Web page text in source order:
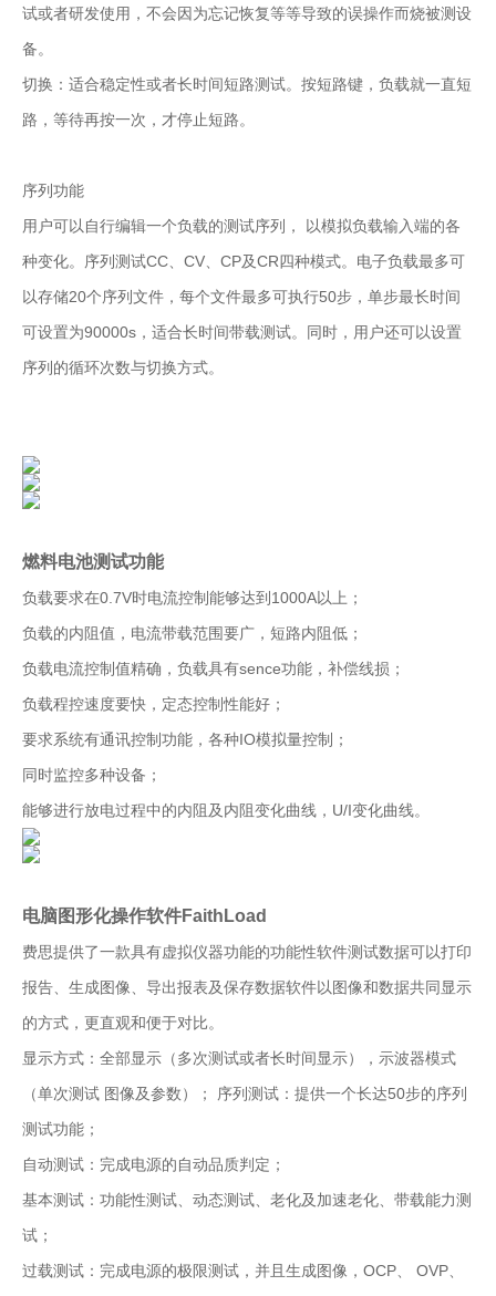
试或者研发使用，不会因为忘记恢复等等导致的误操作而烧被测设
备。
切换：适合稳定性或者长时间短路测试。按短路键，负载就一直短
路，等待再按一次，才停止短路。
序列功能
用户可以自行编辑一个负载的测试序列， 以模拟负载输入端的各
种变化。序列测试CC、CV、CP及CR四种模式。电子负载最多可
以存储20个序列文件，每个文件最多可执行50步，单步最长时间
可设置为90000s，适合长时间带载测试。同时，用户还可以设置
序列的循环次数与切换方式。
燃料电池测试功能
负载要求在0.7V时电流控制能够达到1000A以上；
负载的内阻值，电流带载范围要广，短路内阻低；
负载电流控制值精确，负载具有sence功能，补偿线损；
负载程控速度要快，定态控制性能好；
要求系统有通讯控制功能，各种IO模拟量控制；
同时监控多种设备；
能够进行放电过程中的内阻及内阻变化曲线，U/I变化曲线。
电脑图形化操作软件FaithLoad
费思提供了一款具有虚拟仪器功能的功能性软件测试数据可以打印
报告、生成图像、导出报表及保存数据软件以图像和数据共同显示
的方式，更直观和便于对比。
显示方式：全部显示（多次测试或者长时间显示），示波器模式
（单次测试 图像及参数）； 序列测试：提供一个长达50步的序列
测试功能；
自动测试：完成电源的自动品质判定；
基本测试：功能性测试、动态测试、老化及加速老化、带载能力测
试；
过载测试：完成电源的极限测试，并且生成图像，OCP、 OVP、